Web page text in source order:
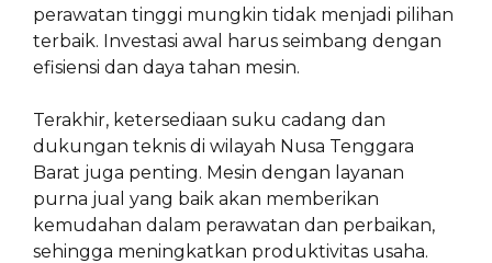
perawatan tinggi mungkin tidak menjadi pilihan
terbaik. Investasi awal harus seimbang dengan
efisiensi dan daya tahan mesin.
Terakhir, ketersediaan suku cadang dan
dukungan teknis di wilayah Nusa Tenggara
Barat juga penting. Mesin dengan layanan
purna jual yang baik akan memberikan
kemudahan dalam perawatan dan perbaikan,
sehingga meningkatkan produktivitas usaha.